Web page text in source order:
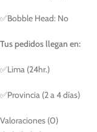
✅Bobble Head: No
Tus pedidos llegan en:
✅Lima (24hr.)
✅Provincia (2 a 4 días)
Valoraciones (0)